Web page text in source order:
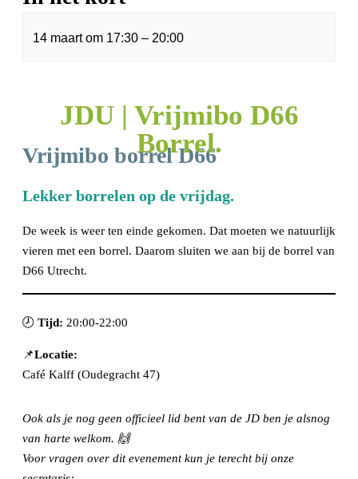
Dit evenement is voorbij.
JDU | Vrijmibo D66
Borrel.
14 maartom 17:30 – 20:00
Vrijmibo borrel D66
Lekker borrelen op de vrijdag.
De week is weer ten einde gekomen. Dat moeten we natuurlijk
vieren met een borrel. Daarom sluiten we aan bij de borrel van
D66 Utrecht.
🕗 Tijd: 20:00-22:00
📌Locatie:
Café Kalff (Oudegracht 47)
Ook als je nog geen officieel lid bent van de JD ben je alsnog
van harte welkom. 🙌
Voor vragen over dit evenement kun je terecht bij onze